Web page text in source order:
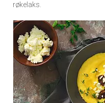
røkelaks.